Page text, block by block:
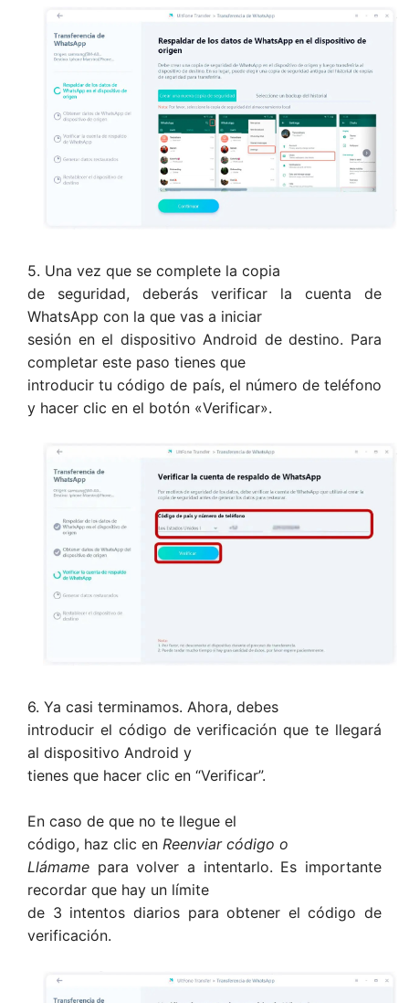
5. Una vez que se complete la copia
de seguridad, deberás verificar la cuenta de
WhatsApp con la que vas a iniciar
sesión en el dispositivo Android de destino. Para
completar este paso tienes que
introducir tu código de país, el número de teléfono
y hacer clic en el botón «Verificar».
6. Ya casi terminamos. Ahora, debes
introducir el código de verificación que te llegará
al dispositivo Android y
tienes que hacer clic en “Verificar”.
En caso de que no te llegue el
código, haz clic en Reenviar código o
Llámame para volver a intentarlo. Es importante
recordar que hay un límite
de 3 intentos diarios para obtener el código de
verificación.